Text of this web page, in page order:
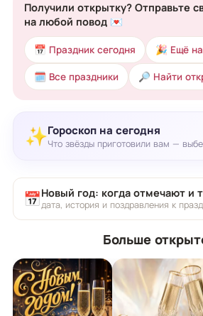
Получили открытку? Отправьте
на любой повод 💌
📅 Праздник сегодня 🎉 Ещё
🗓 Все праздники 🔎 Найти
✨Гороскоп на сегодня
Что звёзды приготовили вам —
📅Новый год: когда отмечают и
дата, история и поздравления к
Больше